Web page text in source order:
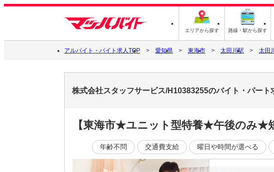
エリアから探す 路線・駅から探す
アルバイト・バイト求人TOP 愛知県 東海市 太田川駅 太田
株式会社スタッフサービス/H10383255のバイト・パート
【東海市★ユニット型特養★午後のみ★
年齢不問 交通費支給 曜日や時間が選べる